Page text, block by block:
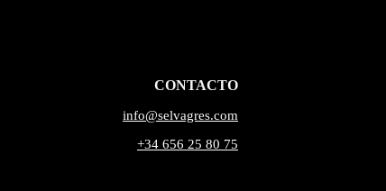
CONTACTO
info@selvagres.com
+34 656 25 80 75